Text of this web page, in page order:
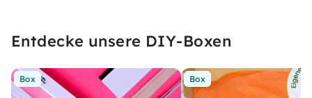
Entdecke unsere DIY-Boxen
Box Box